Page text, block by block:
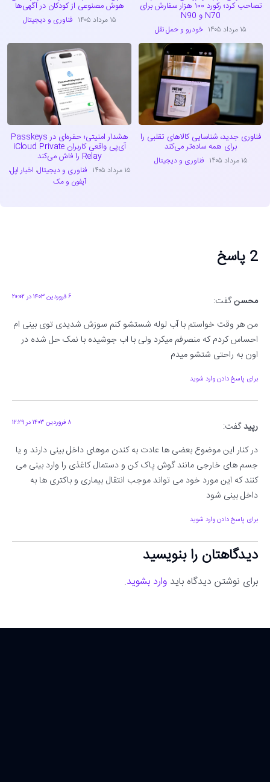
تصاحب کرد؛ رکورد ۱۰۰ هزار سفارش برای
N70 و N90
۱۵ مرداد ۱۴۰۵ خودرو و حمل نقل
هوش مصنوعی از کودکان در آگهی‌ها
۱۵ مرداد ۱۴۰۵ فناوری و دیجیتال
فناوری جدید، شناسایی کالاهای تقلبی را
برای همه ساده‌تر می‌کند
۱۵ مرداد ۱۴۰۵ فناوری و دیجیتال
هشدار امنیتی؛ حفره‌ای در Passkeys
آی‌پی واقعی کاربران iCloud Private
Relay را فاش می‌کند
۱۵ مرداد ۱۴۰۵ فناوری و دیجیتال، اخبار اپل،
آیفون و مک
2 پاسخ
محسنگفت: ۶ فروردین ۱۴۰۳ در ۲۰:۰۲
من هر وقت خواستم با آب لوله شستشو کنم سوزش شدیدی توی بینی ام
احساس کردم که منصرفم میکرد ولی با اب جوشیده با نمک حل شده در
اون به راحتی شتشو میدم
برای پاسخ دادن وارد شوید
رپیدگفت: ۸ فروردین ۱۴۰۳ در ۱۲:۲۹
در کنار این موضوع بعضی ها عادت به کندن موهای داخل بینی دارند و یا
جسم های خارجی مانند گوش پاک کن و دستمال کاغذی را وارد بینی می
کنند که این مورد خود می تواند موجب انتقال بیماری و باکتری ها به
داخل بینی شود
برای پاسخ دادن وارد شوید
دیدگاهتان را بنویسید
برای نوشتن دیدگاه باید وارد بشوید.